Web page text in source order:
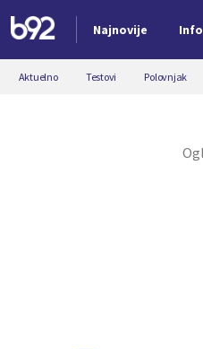
Najnovije Info
Nova vest
Aktuelno Testovi Polovnjak